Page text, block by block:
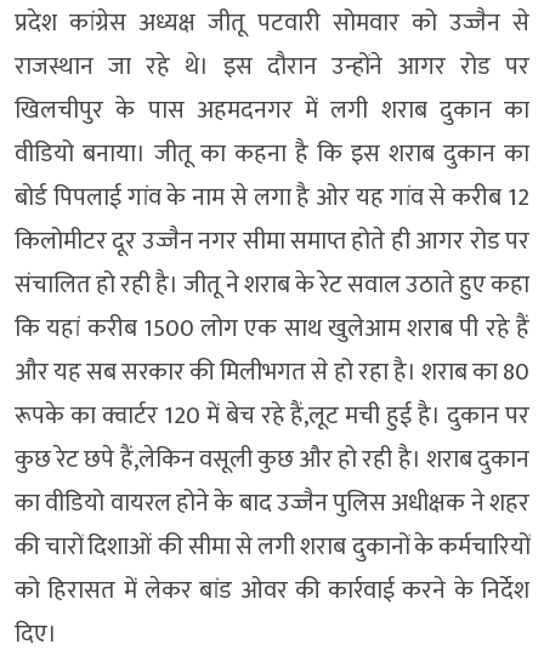
प्रदेश कांग्रेस अध्यक्ष जीतू पटवारी सोमवार को उज्जैन से
राजस्थान जा रहे थे। इस दौरान उन्होंने आगर रोड पर
खिलचीपुर के पास अहमदनगर में लगी शराब दुकान का
वीडियो बनाया। जीतू का कहना है कि इस शराब दुकान का
बोर्ड पिपलाई गांव के नाम से लगा है ओर यह गांव से करीब 12
किलोमीटर दूर उज्जैन नगर सीमा समाप्त होते ही आगर रोड पर
संचालित हो रही है। जीतू ने शराब के रेट सवाल उठाते हुए कहा
कि यहां करीब 1500 लोग एक साथ खुलेआम शराब पी रहे हैं
और यह सब सरकार की मिलीभगत से हो रहा है। शराब का 80
रूपके का क्वार्टर 120 में बेच रहे हैं,लूट मची हुई है। दुकान पर
कुछ रेट छपे हैं,लेकिन वसूली कुछ और हो रही है। शराब दुकान
का वीडियो वायरल होने के बाद उज्जैन पुलिस अधीक्षक ने शहर
की चारों दिशाओं की सीमा से लगी शराब दुकानों के कर्मचारियों
को हिरासत में लेकर बांड ओवर की कार्रवाई करने के निर्देश
दिए।